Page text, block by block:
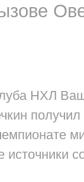
НХЛ
источники